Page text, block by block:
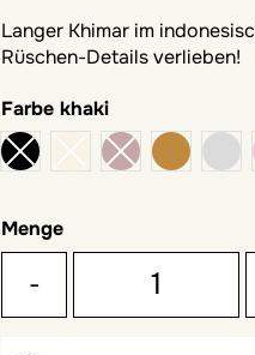
Langer Khimar im
Rüschen-Details verlieben!
Farbekhaki
Kamel
Menge
-